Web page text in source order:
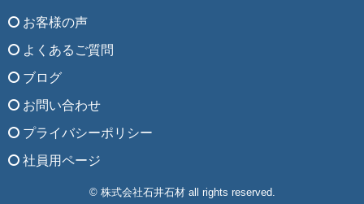
お客様の声
よくあるご質問
ブログ
お問い合わせ
プライバシーポリシー
社員用ページ
© 株式会社石井石材 all rights reserved.